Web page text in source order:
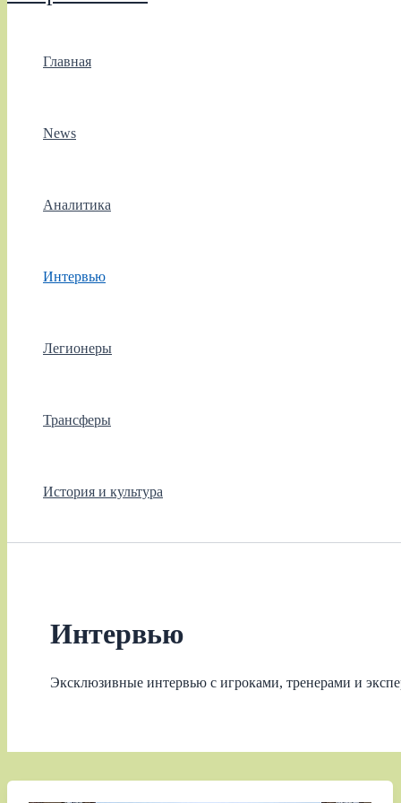
Главная
News
Аналитика
Интервью
Легионеры
Трансферы
История и культура
Интервью
Эксклюзивные интервью с игроками, тренерами и